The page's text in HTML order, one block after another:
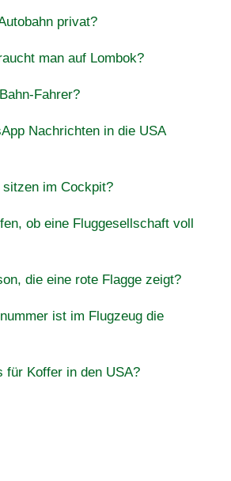
privat?
man auf Lombok?
Fahrer?
Nachrichten in die USA
im Cockpit?
ob eine Fluggesellschaft voll
die eine rote Flagge zeigt?
ist im Flugzeug die
für Koffer in den USA?